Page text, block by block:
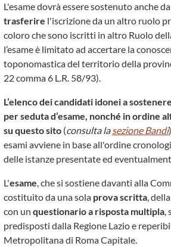
L'esame dovrà essere sostenuto anche
trasferire l'iscrizione da un altro ruolo
coloro che sono iscritti in altro Ruolo
l’esame è limitato ad accertare la
toponomastica del territorio della
22 comma 6 L.R. 58/93).
L’elenco dei candidati idonei a
per seduta d’esame, nonché in ordine
su questo sito (consulta lasezione Bandi
esami avviene in base all'ordine
delle istanze presentate ed
L'esame, che si sostiene davanti alla
costituito da una sola prova scritta,
con un questionario a risposta multipla,
predisposti dalla Regione Lazio e
Metropolitana di Roma Capitale.